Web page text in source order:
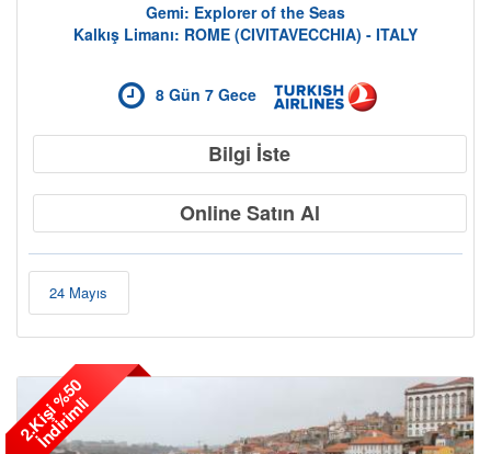
Gemi: Explorer of the Seas
Kalkış Limanı: ROME (CIVITAVECCHIA) - ITALY
8 Gün 7 Gece
Bilgi İste
Online Satın Al
24 Mayıs
2
.
K
i
ş
i
%
5
0
İ
n
d
i
r
i
m
l
i